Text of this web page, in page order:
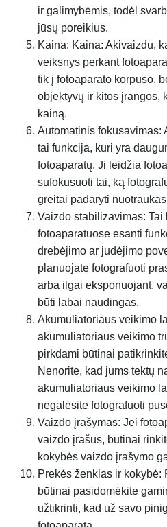
ir galimybėmis, todėl
jūsų poreikius.
Kaina: Kaina: Akivaizdu,
veiksnys perkant
tik į fotoaparato korpuso,
objektyvų ir kitos įrangos,
kainą.
Automatinis fokusavimas:
tai funkcija, kuri yra
fotoaparatų. Ji leidžia
sufokusuoti tai, ką
greitai padaryti
Vaizdo stabilizavimas: Tai
fotoaparatuose esanti
drebėjimo ar judėjimo
planuojate fotografuoti
arba ilgai eksponuojant,
būti labai naudingas.
Akumuliatoriaus veikimo
akumuliatoriaus veikimo
pirkdami būtinai
Nenorite, kad jums tektų
akumuliatoriaus veikimo
negalėsite fotografuoti
Vaizdo įrašymas: Jei
vaizdo įrašus, būtinai
kokybės vaizdo įrašymo
Prekės ženklas ir kokybė:
būtinai pasidomėkite
užtikrinti, kad už savo